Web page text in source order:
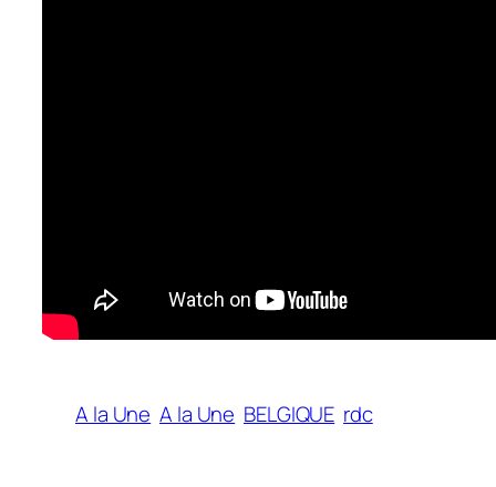
A la Une A la Une BELGIQUE rdc